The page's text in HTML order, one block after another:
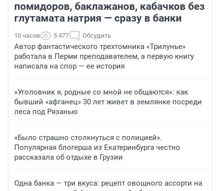
помидоров, баклажанов, кабачков без
глутамата натрия — сразу в банки
10 часов 5 477 Обсудить
Автор фантастического трехтомника «Трилунье»
работала в Перми преподавателем, а первую книгу
написала на спор — ее история
«Уголовник я, родные со мной не общаются»: как
бывший «афганец» 30 лет живет в землянке посреди
леса под Рязанью
«Было страшно столкнуться с полицией».
Популярная блогерша из Екатеринбурга честно
рассказала об отдыхе в Грузии
Одна банка — три вкуса: рецепт овощного ассорти на